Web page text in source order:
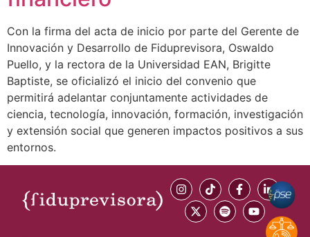
Con la firma del acta de inicio por parte del Gerente de
Innovación y Desarrollo de Fiduprevisora, Oswaldo
Puello, y la rectora de la Universidad EAN, Brigitte
Baptiste, se oficializó el inicio del convenio que
permitirá adelantar conjuntamente actividades de
ciencia, tecnología, innovación, formación, investigación
y extensión social que generen impactos positivos a sus
entornos.